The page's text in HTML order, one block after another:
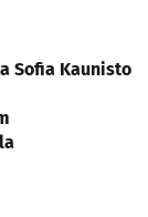
Sofia Kaunisto